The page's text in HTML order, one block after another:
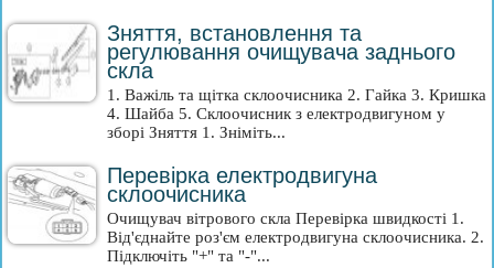
Зняття, встановлення та
регулювання очищувача заднього
скла
1. Важіль та щітка склоочисника 2. Гайка 3. Кришка
4. Шайба 5. Склоочисник з електродвигуном у
зборі Зняття 1. Зніміть...
Перевірка електродвигуна
склоочисника
Очищувач вітрового скла Перевірка швидкості 1.
Від'єднайте роз'єм електродвигуна склоочисника. 2.
Підключіть "+" та "-"...